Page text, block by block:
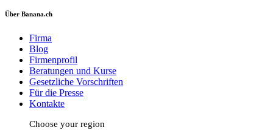
Über Banana.ch
Firma
Blog
Firmenprofil
Beratungen und Kurse
Gesetzliche Vorschriften
Für die Presse
Kontakte
Choose your region